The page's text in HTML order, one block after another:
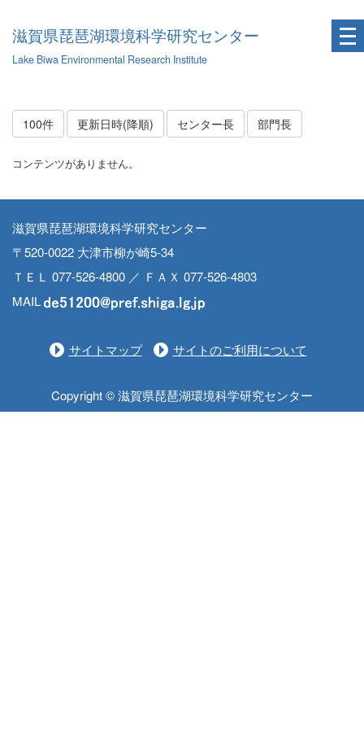
滋賀県琵琶湖環境科学研究センター
Lake Biwa Environmental Research Institute
100件 更新日時(降順) センター長 部門長
コンテンツがありません。
滋賀県琵琶湖環境科学研究センター
〒520-0022 大津市柳が崎5-34
ＴＥＬ 077-526-4800 ／ ＦＡＸ 077-526-4803
MAIL
サイトマップ サイトのご利用について
Copyright © 滋賀県琵琶湖環境科学研究センター